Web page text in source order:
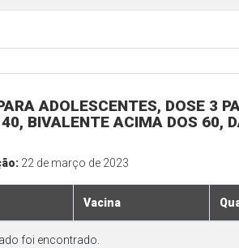
ADOLESCENTES, DOSE 3
BIVALENTE ACIMA DOS 60,
22 de março de 2023
Vacina
foi encontrado.